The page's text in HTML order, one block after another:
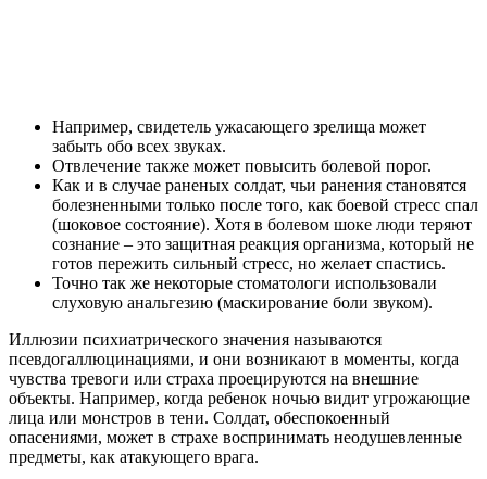
Например, свидетель ужасающего зрелища может
забыть обо всех звуках.
Отвлечение также может повысить болевой порог.
Как и в случае раненых солдат, чьи ранения становятся
болезненными только после того, как боевой стресс спал
(шоковое состояние). Хотя в болевом шоке люди теряют
сознание – это защитная реакция организма, который не
готов пережить сильный стресс, но желает спастись.
Точно так же некоторые стоматологи использовали
слуховую анальгезию (маскирование боли звуком).
Иллюзии психиатрического значения называются
псевдогаллюцинациями, и они возникают в моменты, когда
чувства тревоги или страха проецируются на внешние
объекты. Например, когда ребенок ночью видит угрожающие
лица или монстров в тени. Солдат, обеспокоенный
опасениями, может в страхе воспринимать неодушевленные
предметы, как атакующего врага.